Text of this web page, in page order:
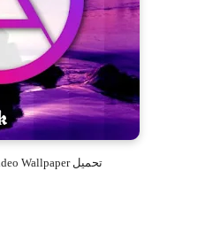
تحميل Video Wallpaper مهكر مجاناً للأندرويد